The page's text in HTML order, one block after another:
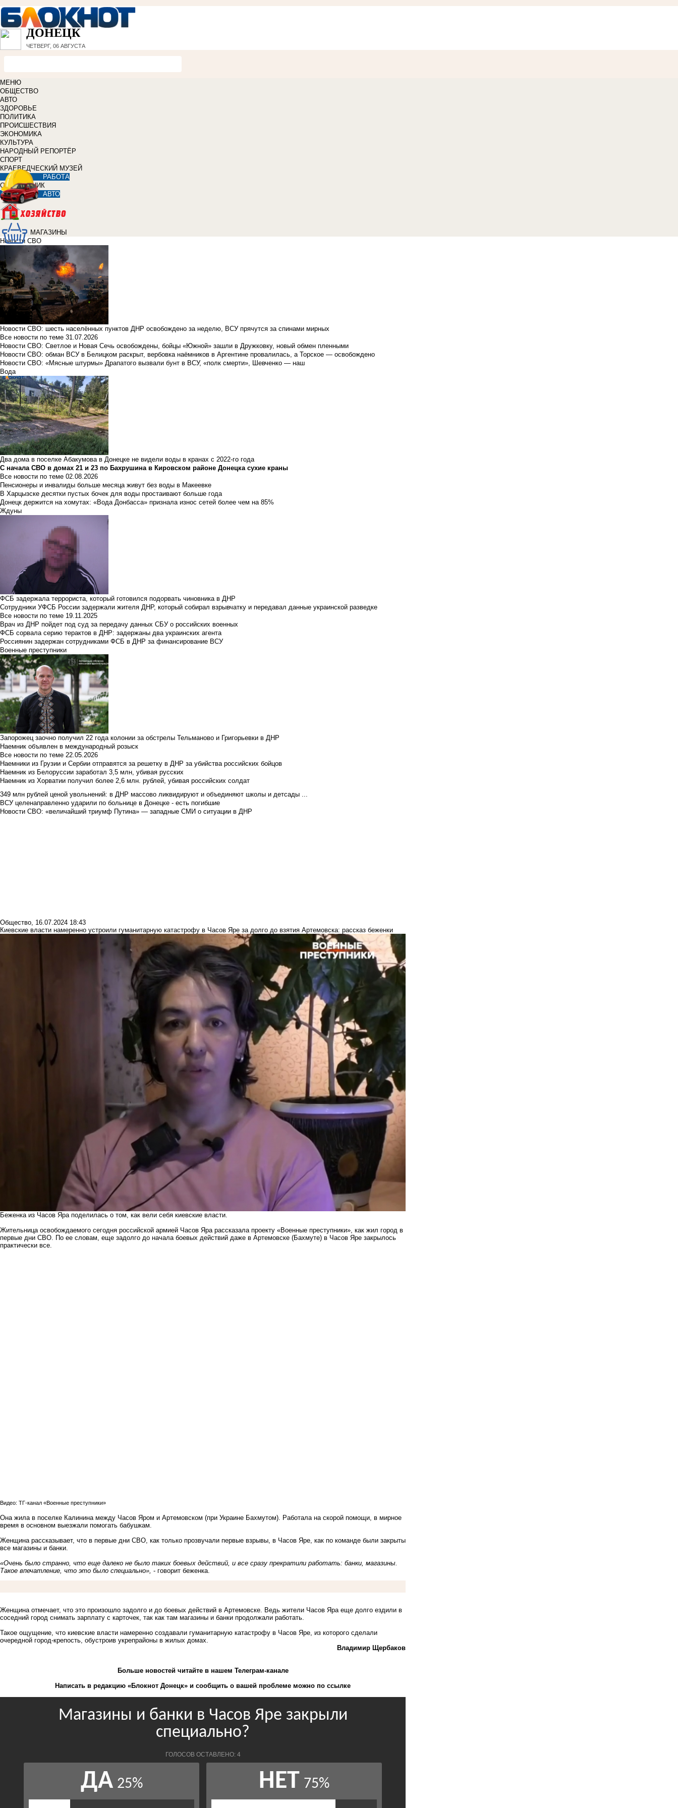
ДОНЕЦК
ЧЕТВЕРГ, 06 АВГУСТА
МЕНЮ
ОБЩЕСТВО
АВТО
ЗДОРОВЬЕ
ПОЛИТИКА
ПРОИСШЕСТВИЯ
ЭКОНОМИКА
КУЛЬТУРА
НАРОДНЫЙ РЕПОРТЁР
СПОРТ
КРАЕВЕДЧЕСКИЙ МУЗЕЙ
РАБОТА
СПРАВОЧНИК
АВТО
МАГАЗИНЫ
Новости СВО
Новости СВО: шесть населённых пунктов ДНР освобождено за неделю, ВСУ прячутся за спинами мирных
Все новости по теме 31.07.2026
Новости СВО: Светлое и Новая Сечь освобождены, бойцы «Южной» зашли в Дружковку, новый обмен пленными
Новости СВО: обман ВСУ в Белицком раскрыт, вербовка наёмников в Аргентине провалилась, а Торское — освобождено
Новости СВО: «Мясные штурмы» Драпатого вызвали бунт в ВСУ, «полк смерти», Шевченко — наш
Вода
Два дома в поселке Абакумова в Донецке не видели воды в кранах с 2022-го года
С начала СВО в домах 21 и 23 по Бахрушина в Кировском районе Донецка сухие краны
Все новости по теме 02.08.2026
Пенсионеры и инвалиды больше месяца живут без воды в Макеевке
В Харцызске десятки пустых бочек для воды простаивают больше года
Донецк держится на хомутах: «Вода Донбасса» признала износ сетей более чем на 85%
Ждуны
ФСБ задержала террориста, который готовился подорвать чиновника в ДНР
Сотрудники УФСБ России задержали жителя ДНР, который собирал взрывчатку и передавал данные украинской разведке
Все новости по теме 19.11.2025
Врач из ДНР пойдет под суд за передачу данных СБУ о российских военных
ФСБ сорвала серию терактов в ДНР: задержаны два украинских агента
Россиянин задержан сотрудниками ФСБ в ДНР за финансирование ВСУ
Военные преступники
Запорожец заочно получил 22 года колонии за обстрелы Тельманово и Григорьевки в ДНР
Наемник объявлен в международный розыск
Все новости по теме 22.05.2026
Наемники из Грузии и Сербии отправятся за решетку в ДНР за убийства российских бойцов
Наемник из Белоруссии заработал 3,5 млн, убивая русских
Наемник из Хорватии получил более 2,6 млн. рублей, убивая российских солдат
349 млн рублей ценой увольнений: в ДНР массово ликвидируют и объединяют школы и детсады ...
ВСУ целенаправленно ударили по больнице в Донецке - есть погибшие
Новости СВО: «величайший триумф Путина» — западные СМИ о ситуации в ДНР
Общество 16.07.2024 18:43
Киевские власти намеренно устроили гуманитарную катастрофу в Часов Яре за долго до взятия Артемовска: рассказ беженки
Беженка из Часов Яра поделилась о том, как вели себя киевские власти.
Жительница освобождаемого сегодня российской армией Часов Яра рассказала проекту «Военные преступники», как жил город в
первые дни СВО. По ее словам, еще задолго до начала боевых действий даже в Артемовске (Бахмуте) в Часов Яре закрылось
практически все.
Видео: ТГ-канал «Военные преступники»
Она жила в поселке Калинина между Часов Яром и Артемовском (при Украине Бахмутом). Работала на скорой помощи, в мирное
время в основном выезжали помогать бабушкам.
Женщина рассказывает, что в первые дни СВО, как только прозвучали первые взрывы, в Часов Яре, как по команде были закрыты
все магазины и банки.
«Очень было странно, что еще далеко не было таких боевых действий, и все сразу прекратили работать: банки, магазины.
Такое впечатление, что это было специально», - говорит беженка.
Женщина отмечает, что это произошло задолго и до боевых действий в Артемовске. Ведь жители Часов Яра еще долго ездили в
соседний город снимать зарплату с карточек, так как там магазины и банки продолжали работать.
Такое ощущение, что киевские власти намеренно создавали гуманитарную катастрофу в Часов Яре, из которого сделали
очередной город-крепость, обустроив укрепрайоны в жилых домах.
Владимир Щербаков
Больше новостейчитайте в нашем Телеграм-канале
Написать в редакцию «Блокнот Донецк» и сообщить о вашей проблеме можно по ссылке